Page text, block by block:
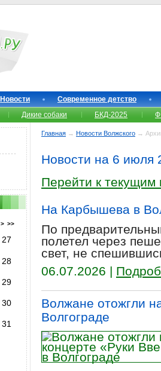
Новости
Современное детство
Дикие собаки БКД-2025
Главная → Новости Волжского →
Новости на 6 июля
Перейти к текущим
На Карбышева в
По
полетел через
свет, не
06.07.2026 |
Волжане отожгли
Волгограде
> >>
27
28
29
30
31